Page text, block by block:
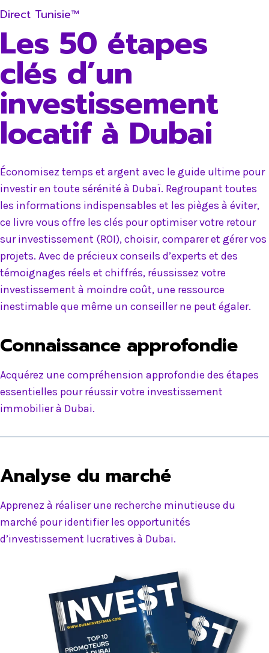
Direct Tunisie™
Les 50 étapes
clés d’un
investissement
locatif à Dubai
Économisez temps et argent avec le guide ultime pour
investir en toute sérénité à Dubaï. Regroupant toutes
les informations indispensables et les pièges à éviter,
ce livre vous offre les clés pour optimiser votre retour
sur investissement (ROI), choisir, comparer et gérer vos
projets. Avec de précieux conseils d’experts et des
témoignages réels et chiffrés, réussissez votre
investissement à moindre coût, une ressource
inestimable que même un conseiller ne peut égaler.
Connaissance approfondie
Acquérez une compréhension approfondie des étapes
essentielles pour réussir votre investissement
immobilier à Dubai.
Analyse du marché
Apprenez à réaliser une recherche minutieuse du
marché pour identifier les opportunités
d’investissement lucratives à Dubai.